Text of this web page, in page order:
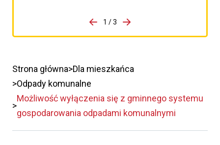
porzpedniego komunikatu
1 / 3
Przejdź do następnego
Strona główna Dla mieszkańca
Odpady komunalne
Możliwość wyłączenia się z gminnego systemu
gospodarowania odpadami komunalnymi